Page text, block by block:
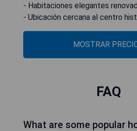
- Habitaciones elegantes
- Ubicación cercana al centro
MOSTRAR
FAQ
What are some popular